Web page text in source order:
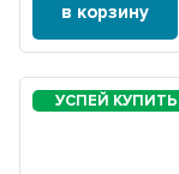
в корзину